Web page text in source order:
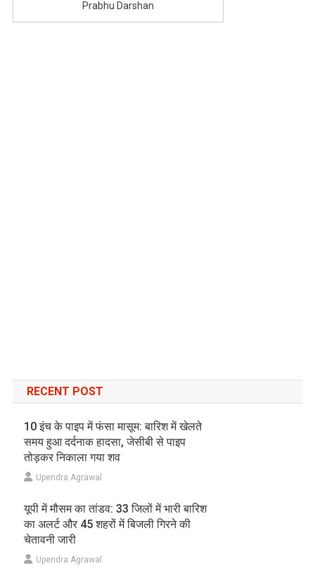
Prabhu Darshan
RECENT POST
10 इंच के पाइप में फंसा मासूम: बारिश में खेलते
समय हुआ दर्दनाक हादसा, जेसीबी से पाइप
तोड़कर निकाला गया शव
Upendra Agrawal
यूपी में मौसम का तांडव: 33 जिलों में भारी बारिश
का अलर्ट और 45 शहरों में बिजली गिरने की
चेतावनी जारी
Upendra Agrawal